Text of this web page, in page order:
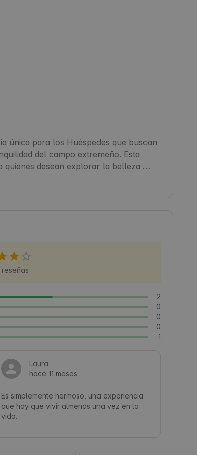
única para los Huéspedes que buscan
del campo extremeño. Esta
desean explorar la belleza
para viajes de relax, escapadas en
2
0
0
0
1
Laura
hace 11 meses
Es simplemente hermoso, una experiencia
que hay que vivir almenos una vez en la